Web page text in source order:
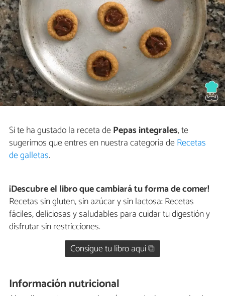
Si te ha gustado la receta dePepas integrales, te
sugerimos que entres en nuestra categoría deRecetas
de galletas.
¡Descubre el libro que cambiará tu forma de comer!
Recetas sin gluten, sin azúcar y sin lactosa: Recetas
fáciles, deliciosas y saludables para cuidar tu digestión y
disfrutar sin restricciones.
Consigue tu libro aquí ⧉
Información nutricional